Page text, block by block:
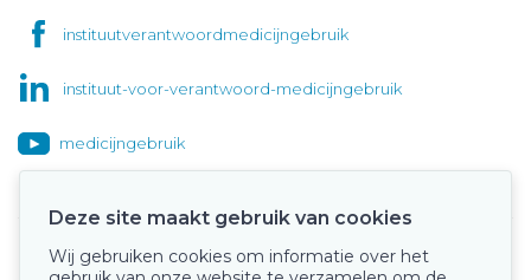
instituutverantwoordmedicijngebruik
instituut-voor-verantwoord-medicijngebruik
medicijngebruik
Onze keurmerken
Deze site maakt gebruik van cookies
Wij gebruiken cookies om informatie over het